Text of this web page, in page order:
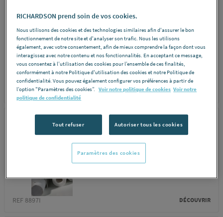
JONC PETP NATUREL
90 ROCHLING...
REF 8897G DÉCOUVRIR
JONC PETP NATUREL
100 ENSINGER...
REF 8897I DÉCOUVRIR
RICHARDSON prend soin de vos cookies.
Nous utilisons des cookies et des technologies similaires afin d'assurer le bon
fonctionnement de notre site et d'analyser son trafic. Nous les utilisons
également, avec votre consentement, afin de mieux comprendre la façon dont vous
interagissez avec notre contenu et nos fonctionnalités. En acceptant ce message,
vous consentez à l’utilisation des cookies pour l’ensemble de ces finalités,
conformément à notre Politique d'utilisation des cookies et notre Politique de
confidentialité. Vous pouvez également configurer vos préférences à partir de
l’option "Paramètres des cookies”. Voir notre politique de cookies Voir notre
politique de confidentialité
Tout refuser Autoriser tous les cookies
Paramètres des cookies